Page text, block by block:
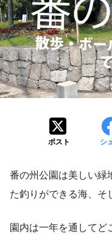
ポスト シ
番の州公園は美しい緑
た釣りができる海、そ
園内は一年を通してど